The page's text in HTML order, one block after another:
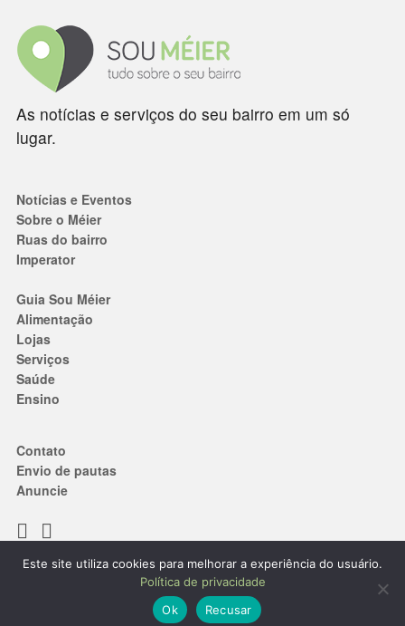
As notícias e serviços do seu bairro em um só
lugar.
Notícias e Eventos
Sobre o Méier
Ruas do bairro
Imperator
Guia Sou Méier
Alimentação
Lojas
Serviços
Saúde
Ensino
Contato
Envio de pautas
Anuncie
Termos de Uso|Política de privacidade
® 2019. Todos os direitos reservados.
Este site utiliza cookies para melhorar a experiência do usuário.
Política de privacidade
Ok
Recusar